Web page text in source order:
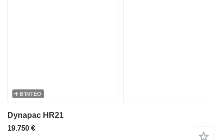
ΒΊΝΤΕΟ
Dynapac HR21
19.750 €